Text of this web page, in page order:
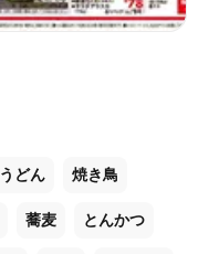
うどん 焼き鳥
蕎麦 とんかつ